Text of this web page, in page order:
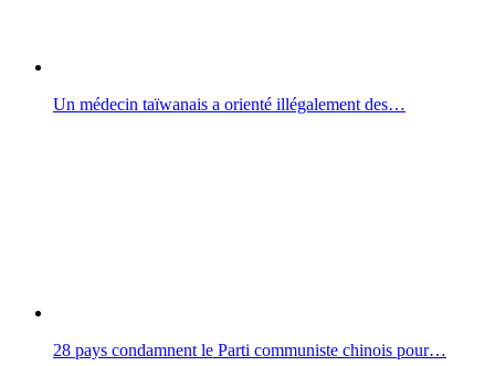
Un médecin taïwanais a orienté illégalement des…
28 pays condamnent le Parti communiste chinois pour…